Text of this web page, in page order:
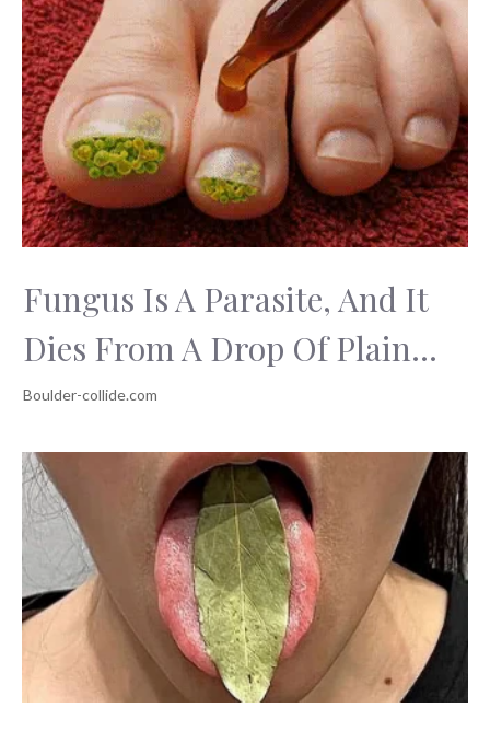
Fungus Is A Parasite, And It
Dies From A Drop Of Plain...